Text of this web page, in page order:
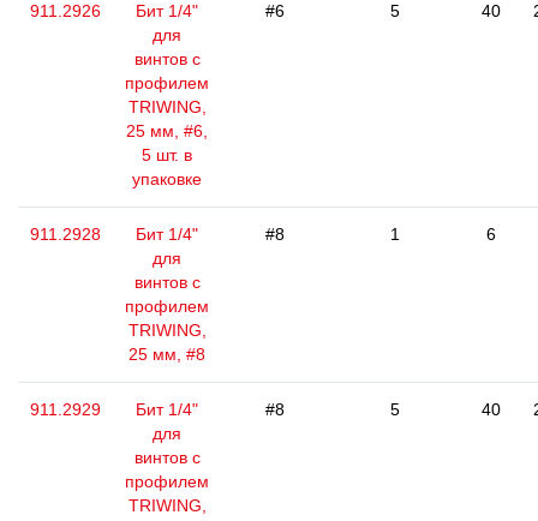
911.2926
Бит 1/4"
для
винтов с
профилем
TRIWING,
25 мм, #6,
5 шт. в
упаковке
#6 5 40
911.2928
Бит 1/4"
для
винтов с
профилем
TRIWING,
25 мм, #8
#8 1 6
911.2929
Бит 1/4"
для
винтов с
профилем
TRIWING,
#8 5 40